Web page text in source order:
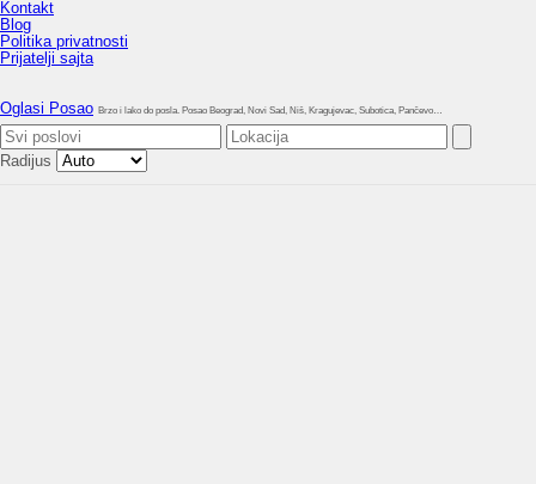
Kontakt
Blog
Politika privatnosti
Prijatelji sajta
Oglasi Posao Brzo i lako do posla. Posao Beograd, Novi Sad, Niš, Kragujevac, Subotica, Pančevo…
Radijus